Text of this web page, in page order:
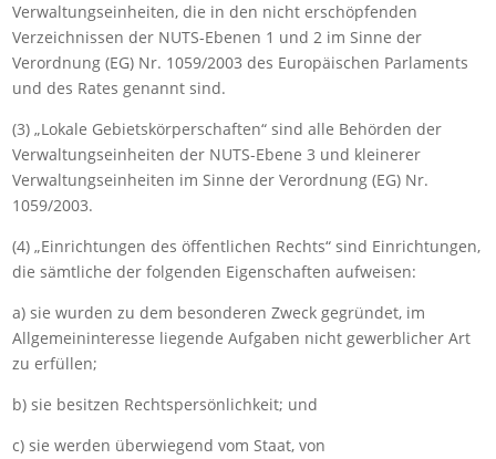
Verwaltungseinheiten, die in den nicht erschöpfenden
Verzeichnissen der NUTS-Ebenen 1 und 2 im Sinne der
Verordnung (EG) Nr. 1059/2003 des Europäischen Parlaments
und des Rates genannt sind.
(3) „Lokale Gebietskörperschaften“ sind alle Behörden der
Verwaltungseinheiten der NUTS-Ebene 3 und kleinerer
Verwaltungseinheiten im Sinne der Verordnung (EG) Nr.
1059/2003.
(4) „Einrichtungen des öffentlichen Rechts“ sind Einrichtungen,
die sämtliche der folgenden Eigenschaften aufweisen:
a) sie wurden zu dem besonderen Zweck gegründet, im
Allgemeininteresse liegende Aufgaben nicht gewerblicher Art
zu erfüllen;
b) sie besitzen Rechtspersönlichkeit; und
c) sie werden überwiegend vom Staat, von